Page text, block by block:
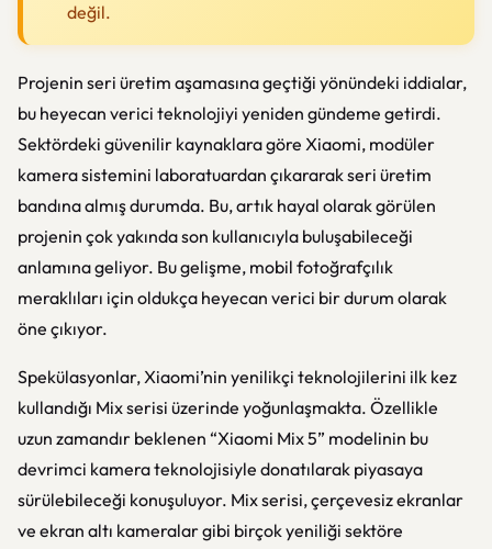
değil.
Projenin seri üretim aşamasına geçtiği yönündeki iddialar,
bu heyecan verici teknolojiyi yeniden gündeme getirdi.
Sektördeki güvenilir kaynaklara göre Xiaomi, modüler
kamera sistemini laboratuardan çıkararak seri üretim
bandına almış durumda. Bu, artık hayal olarak görülen
projenin çok yakında son kullanıcıyla buluşabileceği
anlamına geliyor. Bu gelişme, mobil fotoğrafçılık
meraklıları için oldukça heyecan verici bir durum olarak
öne çıkıyor.
Spekülasyonlar, Xiaomi’nin yenilikçi teknolojilerini ilk kez
kullandığı Mix serisi üzerinde yoğunlaşmakta. Özellikle
uzun zamandır beklenen “Xiaomi Mix 5” modelinin bu
devrimci kamera teknolojisiyle donatılarak piyasaya
sürülebileceği konuşuluyor. Mix serisi, çerçevesiz ekranlar
ve ekran altı kameralar gibi birçok yeniliği sektöre